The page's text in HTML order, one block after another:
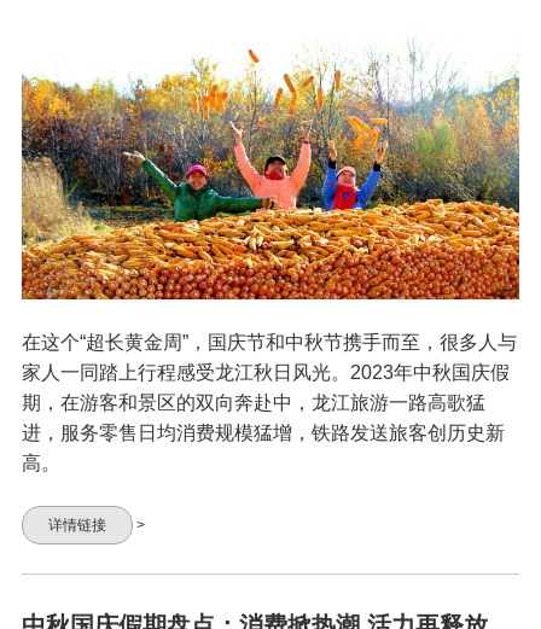
在这个“超长黄金周”，国庆节和中秋节携手而至，很多人与
家人一同踏上行程感受龙江秋日风光。2023年中秋国庆假
期，在游客和景区的双向奔赴中，龙江旅游一路高歌猛
进，服务零售日均消费规模猛增，铁路发送旅客创历史新
高。
详情链接 >